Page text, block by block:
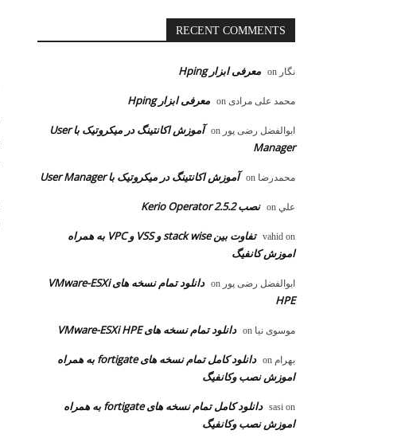
RECENT COMMENTS
نگار معرفی ابزار Hping
محمد علی مرادی معرفی ابزار Hping
ابوالفضل رضی پور
آموزش اکانتینگ در میکروتیک با User
Manager
محمدرضا آموزش اکانتینگ در میکروتیک با User Manager
علي نصب Kerio Operator 2.5.2
vahid on
تفاوت بین stack wise و VSS و VPC به همراه
اموزش کانفیگ
ابوالفضل رضی پور
دانلود تمام نسخه های VMware-ESXi
HPE
موسوی نیا دانلود تمام نسخه های VMware-ESXi HPE
بهرام
دانلود کامل تمام نسخه های fortigate به همراه
اموزش نصب وکانفیگ
sasi on
دانلود کامل تمام نسخه های fortigate به همراه
اموزش نصب وکانفیگ